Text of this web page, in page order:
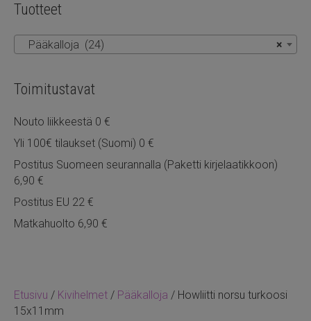
Etusivu / Kivihelmet / Pääkalloja / Howliitti norsu turkoosi
15x11mm
Tuotteet
×
Pääkalloja (24)
Toimitustavat
Nouto liikkeestä 0 €
Yli 100€ tilaukset (Suomi) 0 €
Postitus Suomeen seurannalla (Paketti kirjelaatikkoon)
6,90 €
Postitus EU 22 €
Matkahuolto 6,90 €